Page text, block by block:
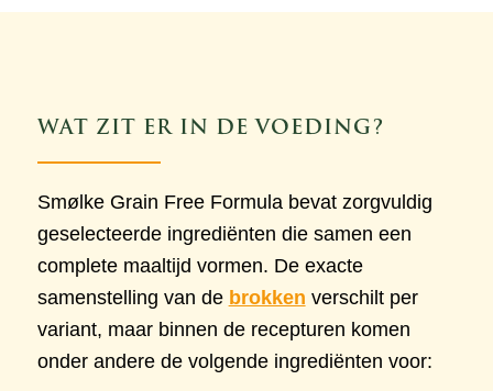
WAT ZIT ER IN DE VOEDING?
Smølke Grain Free Formula bevat zorgvuldig
geselecteerde ingrediënten die samen een
complete maaltijd vormen. De exacte
samenstelling van de brokken verschilt per
variant, maar binnen de recepturen komen
onder andere de volgende ingrediënten voor: